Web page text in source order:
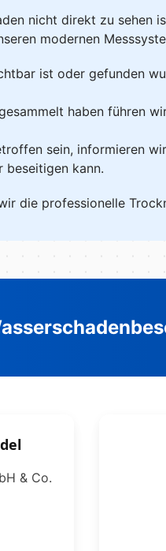
nicht direkt zu sehen
modernen
ist oder gefunden
haben führen
sein, informieren
beseitigen kann.
die professionelle
& Co.